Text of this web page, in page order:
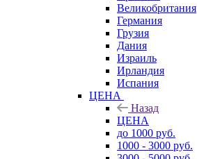
Великобритания
Германия
Грузия
Дания
Израиль
Ирландия
Испания
ЦЕНА
Назад
ЦЕНА
до 1000 руб.
1000 - 3000 руб.